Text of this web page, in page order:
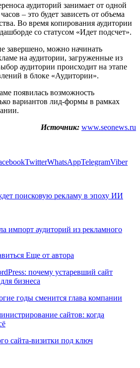
аудиторий занимает от одной
– это будет зависеть от объема
Во время копирования аудитории
со статусом «Идет подсчет».
завершено, можно начинать
на аудитории, загруженные из
аудитории происходит на этапе
в блоке «Аудитории».
появилась возможность
вариантов лид-формы в рамках
Источник: www.seonews.ru
TwitterWhatsAppTelegramViber
поисковую рекламу в эпоху ИИ
импорт аудиторий из рекламного
Еще от автора
почему устаревший сайт
бизнеса
годы сменится глава компании
сайтов: когда
сайта-визитки под ключ